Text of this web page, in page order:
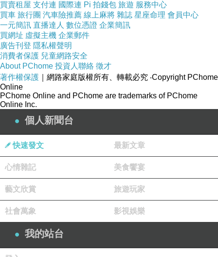
買賣租屋 支付連 國際連 Pi 拍錢包 旅遊 服務中心
買車 旅行團 汽車險推薦 線上麻將 雜誌 星座命理 會員中心
一元簡訊 直播達人 數位憑證 企業簡訊
買網址 虛擬主機 企業郵件
廣告刊登 隱私權聲明
消費者保護 兒童網路安全
About PChome 投資人聯絡 徵才
著作權保護 ｜網路家庭版權所有、轉載必究 ‧Copyright PChome
Online
PChome Online and PChome are trademarks of PChome
Online Inc.
個人新聞台
快速發文 最新文章
心情雜記 美食饗宴
藝文欣賞 旅遊玩家
社會萬象 影視娛樂
我的站台